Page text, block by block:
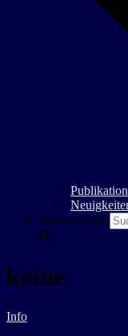
Suchen nach:
keine
Info